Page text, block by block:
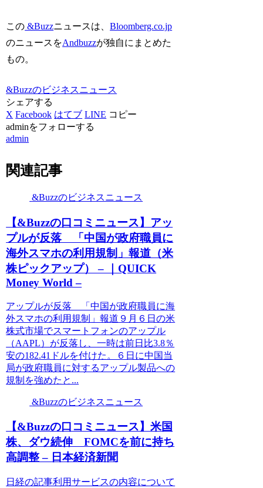
この &Buzzニュースは、Bloomberg.co.jp
のニュースをAndbuzzが独自にまとめた
もの。
&Buzzのビジネスニュース
シェアする
X Facebook はてブ LINE コピー
adminをフォローする
admin
関連記事
&Buzzのビジネスニュース
【&Buzzの口コミニュース】アッ
プルが反落 「中国が政府職員に
海外スマホの利用規制」報道（米
株ピックアップ） – ｜QUICK
Money World –
アップルが反落 「中国が政府職員に海
外スマホの利用規制」報道９月６日の米
株式市場でスマートフォンのアップル
（AAPL）が反落し、一時は前日比3.8％
安の182.41ドルを付けた。６日に中国当
局が政府職員に対するアップル製品への
規制を強めたと...
&Buzzのビジネスニュース
【&Buzzの口コミニュース】米国
株、ダウ続伸 FOMCを前に持ち
高調整 – 日本経済新聞
日経の記事利用サービスの内容について